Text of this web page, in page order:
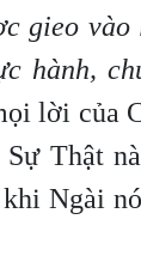
gieo
hành,
lời của
Thật
Ngài